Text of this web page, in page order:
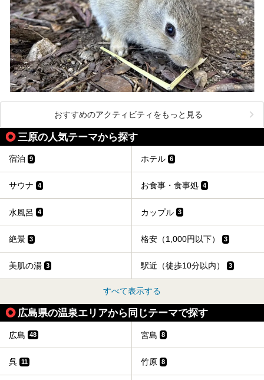
おすすめのアクティビティをもっと見る
三原の人気テーマから探す
宿泊 9 ホテル 6
サウナ 4 お食事・食事処 4
水風呂 4 カップル 3
絶景 3 格安（1,000円以下） 3
美肌の湯 3 駅近（徒歩10分以内） 3
すべて表示する
広島県の温泉エリアから同じテーマで探す
広島 48 宮島 8
呉 11 竹原 8